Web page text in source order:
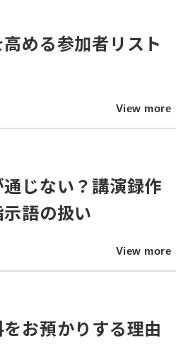
める参加者リスト
View more
通じない？講演録作
語の扱い
View more
お預かりする理由